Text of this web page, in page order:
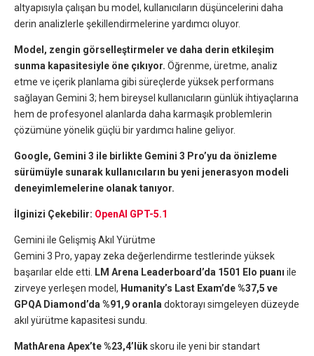
altyapısıyla çalışan bu model, kullanıcıların düşüncelerini daha
derin analizlerle şekillendirmelerine yardımcı oluyor.
Model, zengin görselleştirmeler ve daha derin etkileşim
sunma kapasitesiyle öne çıkıyor. Öğrenme, üretme, analiz
etme ve içerik planlama gibi süreçlerde yüksek performans
sağlayan Gemini 3; hem bireysel kullanıcıların günlük ihtiyaçlarına
hem de profesyonel alanlarda daha karmaşık problemlerin
çözümüne yönelik güçlü bir yardımcı haline geliyor.
Google, Gemini 3 ile birlikte Gemini 3 Pro’yu da önizleme
sürümüyle sunarak kullanıcıların bu yeni jenerasyon modeli
deneyimlemelerine olanak tanıyor.
İlginizi Çekebilir: OpenAI GPT-5.1
Gemini ile Gelişmiş Akıl Yürütme
Gemini 3 Pro, yapay zeka değerlendirme testlerinde yüksek
başarılar elde etti.
LM Arena Leaderboard’da 1501 Elo puanı ile
zirveye yerleşen model, Humanity’s Last Exam’de %37,5 ve
GPQA Diamond’da %91,9 oranla doktorayı simgeleyen düzeyde
akıl yürütme kapasitesi sundu.
MathArena Apex’te %23,4’lükskoru ile yeni bir standart